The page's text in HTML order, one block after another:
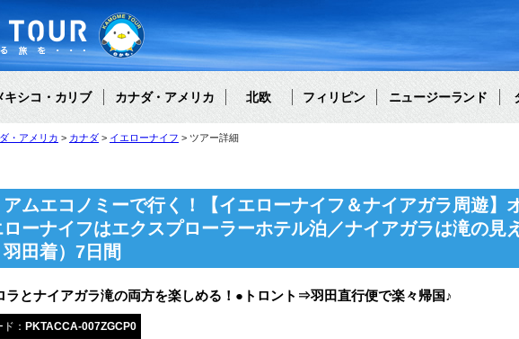
キシコ・カリブ カナダ・アメリカ 北欧 フィリピン ニュージーランド
・アメリカ カナダ イエローナイフ ツアー詳細
ムエコノミーで行く！【イエローナイフ＆ナイアガラ周遊】
ーナイフはエクスプローラーホテル泊／ナイアガラは滝の見
羽田着）7日間
ラとナイアガラ滝の両方を楽しめる！●トロント⇒羽田直行便で楽々帰国♪
： PKTACCA-007ZGCP0